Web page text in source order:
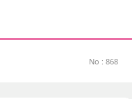
No : 868